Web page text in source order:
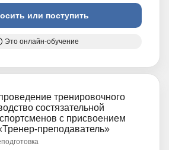
или поступить
Это онлайн-обучение
тренировочного
состязательной
с присвоением
преподаватель»